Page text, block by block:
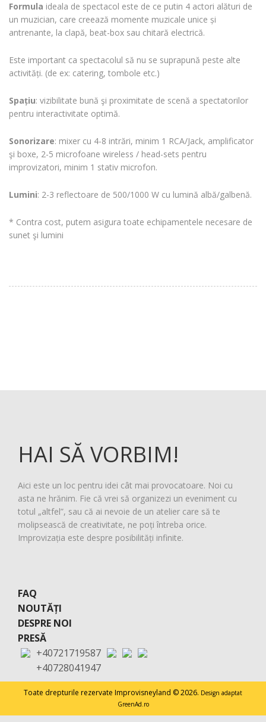
Formula ideala de spectacol este de ce putin 4 actori alături de
un muzician, care creează momente muzicale unice și
antrenante, la clapă, beat-box sau chitară electrică.
Este important ca spectacolul să nu se suprapună peste alte
activități. (de ex: catering, tombole etc.)
Spațiu: vizibilitate bună şi proximitate de scenă a spectatorilor
pentru interactivitate optimă.
Sonorizare: mixer cu 4-8 intrări, minim 1 RCA/Jack, amplificator
şi boxe, 2-5 microfoane wireless / head-sets pentru
improvizatori, minim 1 stativ microfon.
Lumini: 2-3 reflectoare de 500/1000 W cu lumină albă/galbenă.
* Contra cost, putem asigura toate echipamentele necesare de
sunet şi lumini
HAI SĂ VORBIM!
Aici este un loc pentru idei cât mai provocatoare. Noi cu
asta ne hrănim. Fie că vrei să organizezi un eveniment cu
totul „altfel”, sau că ai nevoie de un atelier care să te
molipsească de creativitate, ne poți întreba orice.
Improvizația este despre posibilități infinite.
FAQ
NOUTĂȚI
DESPRE NOI
PRESĂ
+40721719587
+40728041947
Toate drepturile rezervate Improvisneyland © 2026. Design adaptat
GreenAd.ro